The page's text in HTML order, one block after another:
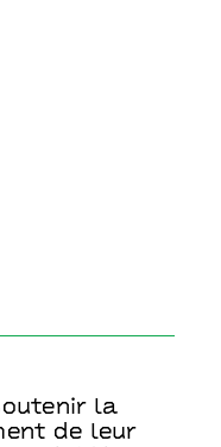
la
de leur